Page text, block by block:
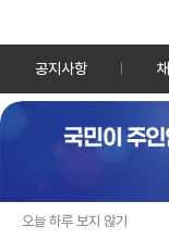
오늘 하루 보지 않기
공지사항
30128 세종특